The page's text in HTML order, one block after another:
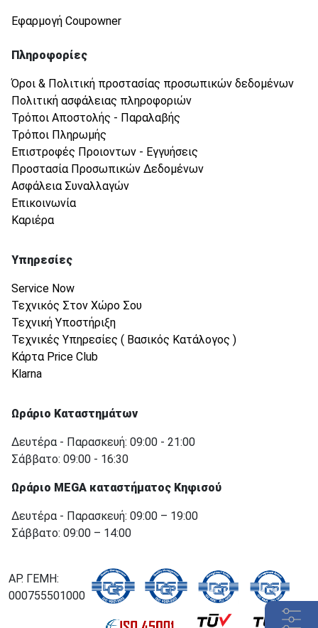
Εφαρμογή Coupowner
Πληροφορίες
Όροι & Πολιτική προστασίας προσωπικών δεδομένων
Πολιτική ασφάλειας πληροφοριών
Τρόποι Αποστολής - Παραλαβής
Τρόποι Πληρωμής
Επιστροφές Προιοντων - Εγγυήσεις
Προστασία Προσωπικών Δεδομένων
Ασφάλεια Συναλλαγών
Επικοινωνία
Καριέρα
Υπηρεσίες
Service Now
Τεχνικός Στον Χώρο Σου
Τεχνική Υποστήριξη
Τεχνικές Υπηρεσίες ( Βασικός Κατάλογος )
Κάρτα Price Club
Klarna
Ωράριο Καταστημάτων
Δευτέρα - Παρασκευή: 09:00 - 21:00
Σάββατο: 09:00 - 16:30
Ωράριο MEGA καταστήματος Κηφισού
Δευτέρα - Παρασκευή: 09:00 – 19:00
Σάββατο: 09:00 – 14:00
ΑΡ. ΓΕΜΗ:
000755501000